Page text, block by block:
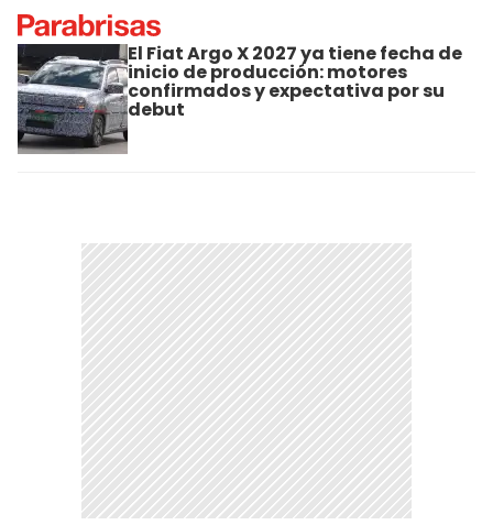
El Fiat Argo X 2027 ya tiene fecha de
inicio de producción: motores
confirmados y expectativa por su
debut